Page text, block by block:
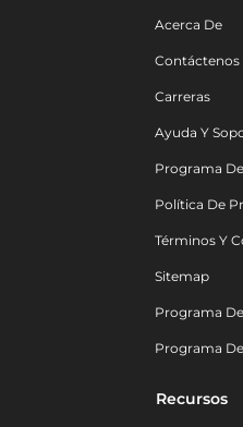
Acerca De
Contáctenos
Carreras
Ayuda Y
Programa
Política De
Términos Y
Sitemap
Programa
Programa
Recursos